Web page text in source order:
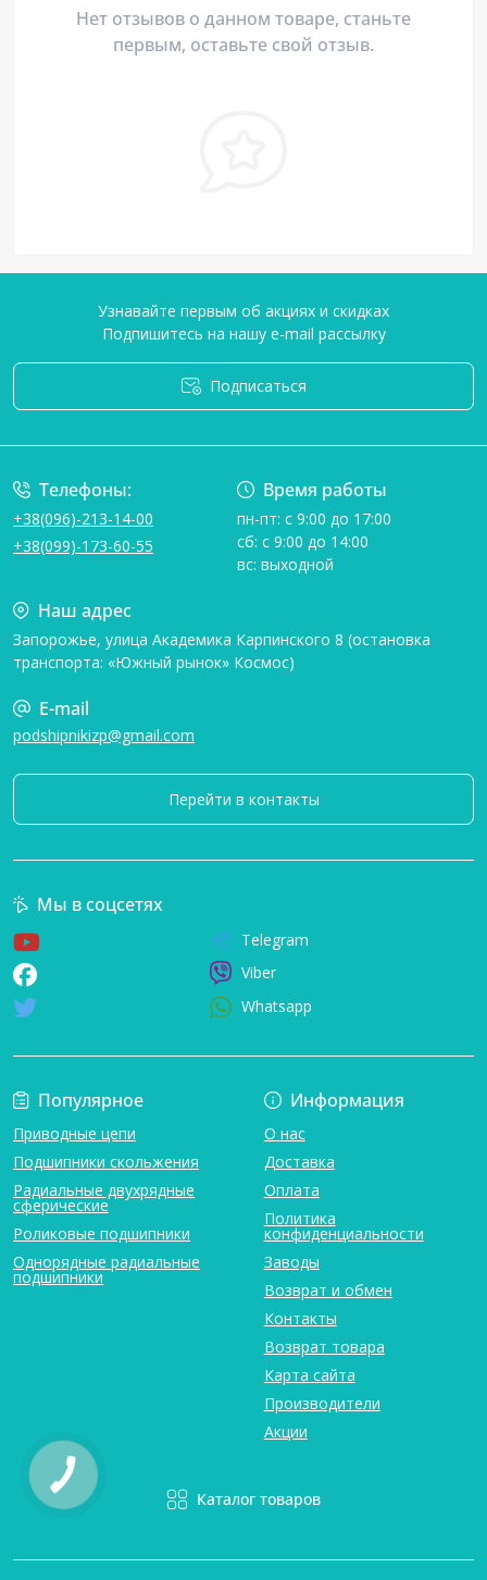
Нет отзывов о данном товаре, станьте
первым, оставьте свой отзыв.
Узнавайте первым об акциях и скидках
Подпишитесь на нашу e-mail рассылку
Подписаться
Телефоны:
+38(096)-213-14-00
+38(099)-173-60-55
Время работы
пн-пт: с 9:00 до 17:00
сб: с 9:00 до 14:00
вс: выходной
Наш адрес
Запорожье, улица Академика Карпинского 8 (остановка
транспорта: «Южный рынок» Космос)
E-mail
podshipnikizp@gmail.com
Перейти в контакты
Популярное
Приводные цепи
Подшипники скольжения
Радиальные двухрядные
сферические
Роликовые подшипники
Однорядные радиальные
подшипники
Информация
О нас
Доставка
Оплата
Политика
конфиденциальности
Заводы
Возврат и обмен
Контакты
Возврат товара
Карта сайта
Производители
Акции
Каталог товаров
Мы в соцсетях
Telegram
Viber
Whatsapp